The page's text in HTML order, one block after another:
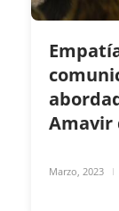
Amavir
Marzo, 2023